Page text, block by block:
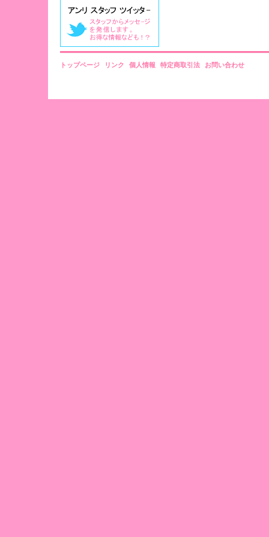
トップページ リンク 個人情報 特定商取引法 お問い合わせ